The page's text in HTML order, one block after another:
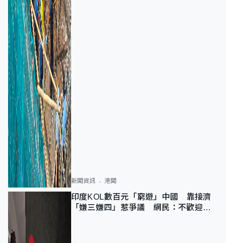
新聞資訊 港聞
印度KOL數百元「窮遊」中國 靠接濟
「嫌三嫌四」惹爭議 網民：不歡迎劣